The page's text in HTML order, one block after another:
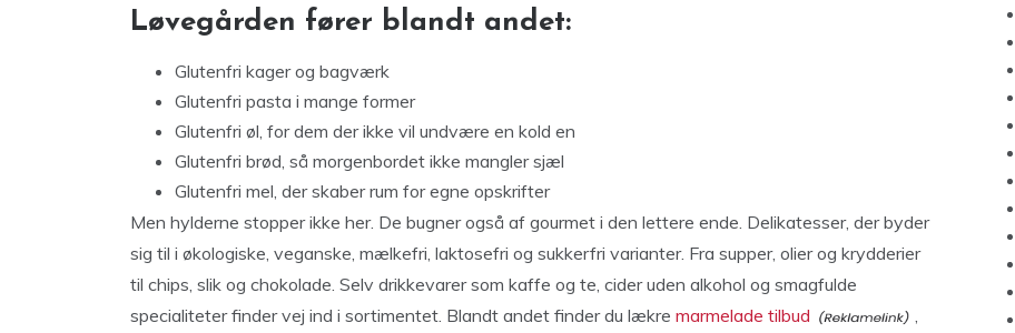
Løvegården fører blandt andet:
Glutenfri kager og bagværk
Glutenfri pasta i mange former
Glutenfri øl, for dem der ikke vil undvære en kold en
Glutenfri brød, så morgenbordet ikke mangler sjæl
Glutenfri mel, der skaber rum for egne opskrifter
Men hylderne stopper ikke her. De bugner også af gourmet i den lettere ende. Delikatesser, der byder
sig til i økologiske, veganske, mælkefri, laktosefri og sukkerfri varianter. Fra supper, olier og krydderier
til chips, slik og chokolade. Selv drikkevarer som kaffe og te, cider uden alkohol og smagfulde
specialiteter finder vej ind i sortimentet. Blandt andet finder du lækre marmelade tilbud